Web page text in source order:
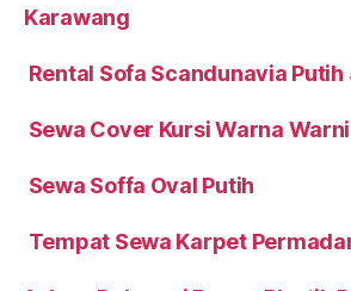
Karawang
Rental Sofa Scandunavia
Sewa Cover Kursi Warna Warni
Sewa Soffa Oval Putih
Tempat Sewa Karpet